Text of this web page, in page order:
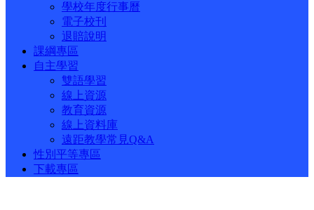
學校年度行事曆
電子校刊
退賠說明
課綱專區
自主學習
雙語學習
線上資源
教育資源
線上資料庫
遠距教學常見Q&A
性別平等專區
下載專區